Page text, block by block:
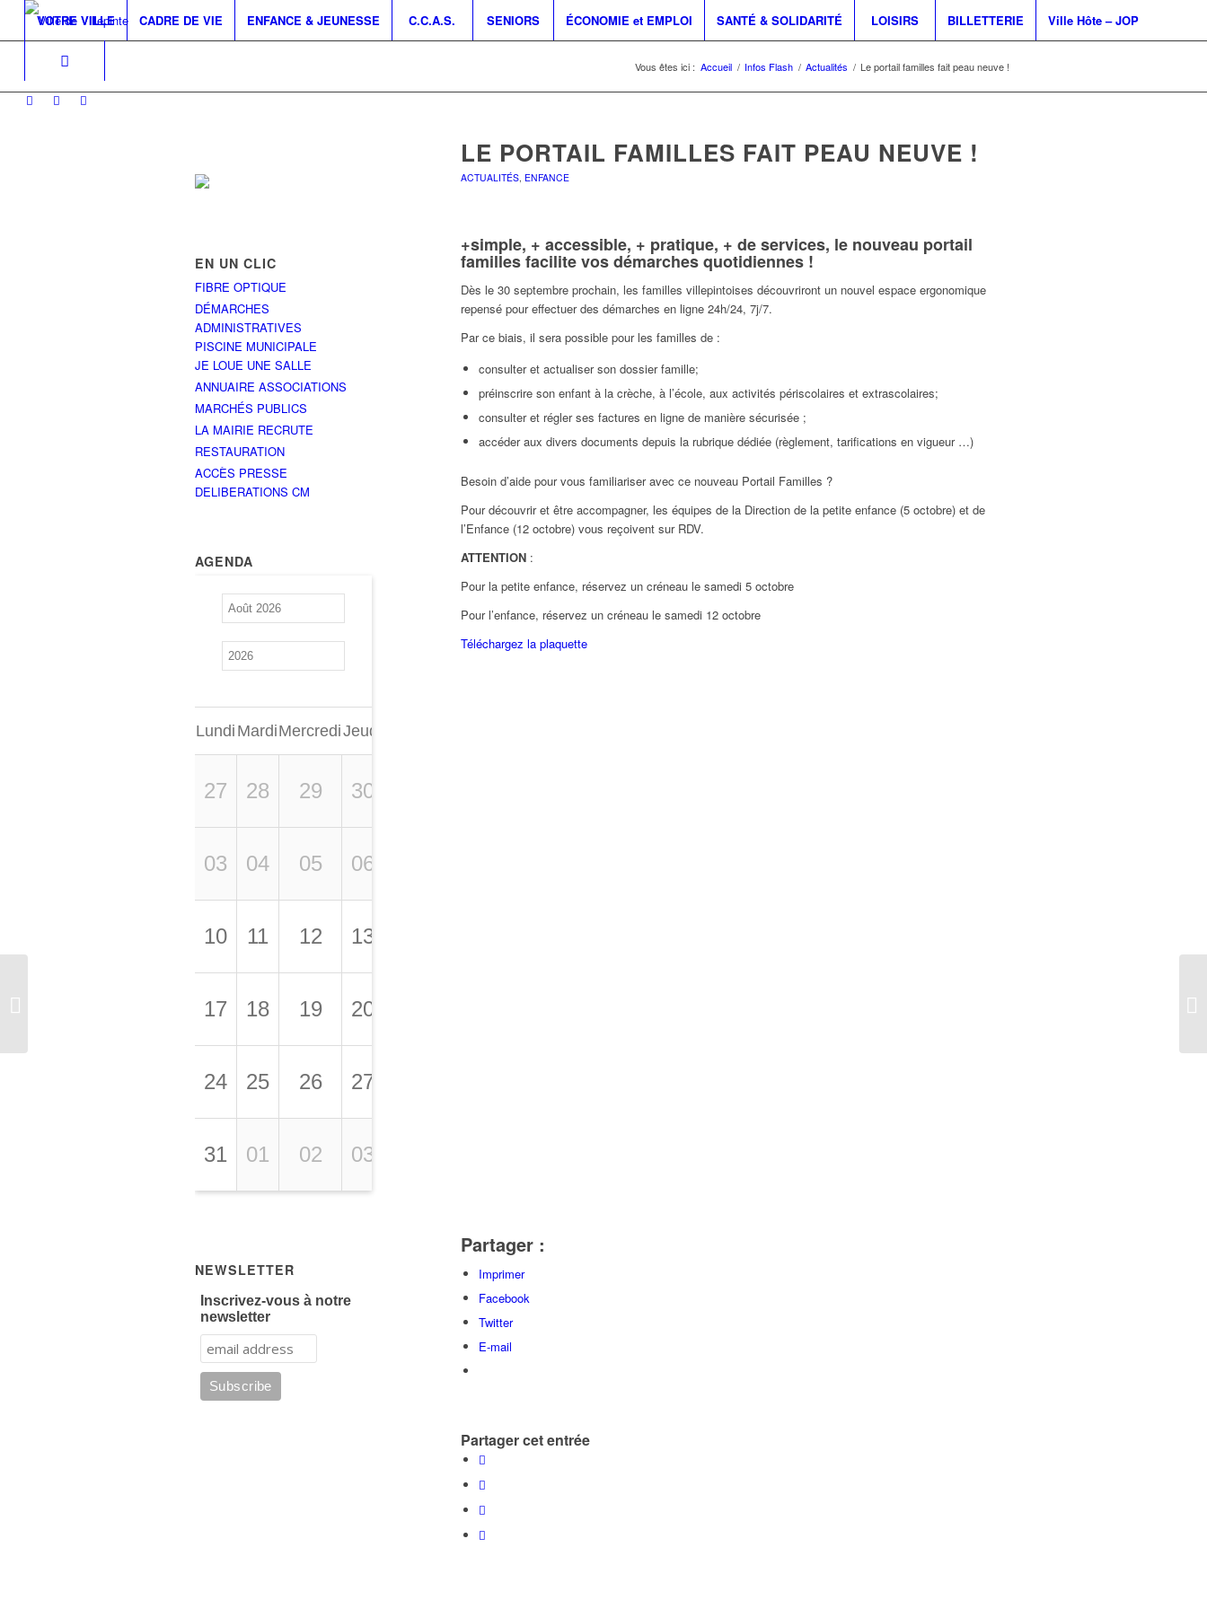
VOTRE VILLE CADRE DE VIE ENFANCE & JEUNESSE C.C.A.S. SENIORS ÉCONOMIE et EMPLOI SANTÉ & SOLIDARITÉ LOISIRS BILLETTERIE Ville Hôte – JOP
Vous êtes ici : Accueil / Infos Flash / Actualités / Le portail familles fait peau neuve !
LE PORTAIL FAMILLES FAIT PEAU NEUVE !
ACTUALITÉS, ENFANCE
+simple, + accessible, + pratique, + de services, le nouveau portail
familles facilite vos démarches quotidiennes !
Dès le 30 septembre prochain, les familles villepintoises découvriront un nouvel espace ergonomique
repensé pour effectuer des démarches en ligne 24h/24, 7j/7.
Par ce biais, il sera possible pour les familles de :
consulter et actualiser son dossier famille;
préinscrire son enfant à la crèche, à l’école, aux activités périscolaires et extrascolaires;
consulter et régler ses factures en ligne de manière sécurisée ;
accéder aux divers documents depuis la rubrique dédiée (règlement, tarifications en vigueur …)
Besoin d’aide pour vous familiariser avec ce nouveau Portail Familles ?
Pour découvrir et être accompagner, les équipes de la Direction de la petite enfance (5 octobre) et de
l’Enfance (12 octobre) vous reçoivent sur RDV.
ATTENTION:
Pour la petite enfance, réservez un créneau le samedi 5 octobre
Pour l’enfance, réservez un créneau le samedi 12 octobre
Téléchargez la plaquette
Partager :
Imprimer
Facebook
Twitter
E-mail
Partager cet entrée
EN UN CLIC
FIBRE OPTIQUE
DÉMARCHES
ADMINISTRATIVES
PISCINE MUNICIPALE
JE LOUE UNE SALLE
ANNUAIRE ASSOCIATIONS
MARCHÉS PUBLICS
LA MAIRIE RECRUTE
RESTAURATION
ACCÈS PRESSE
DELIBERATIONS CM
AGENDA
Lundi MardiMercrediJeudi
27 28 29 30
03 04 05 06
10 11 12 13
17 18 19 20
24 25 26 27
31 01 02 03
NEWSLETTER
Inscrivez-vous à notre
newsletter